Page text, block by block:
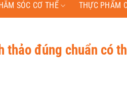
SÓC CƠ THỂ THỰC PHẨM
thảo đúng chuẩn có